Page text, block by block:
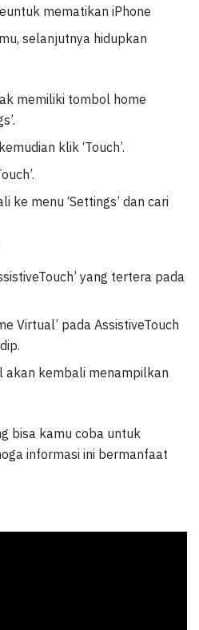
mematikan iPhone
selanjutnya hidupkan
memiliki tombol home
klik ‘Touch’.
ke menu ‘Settings’ dan cari
yang tertera pada
Virtual’ pada AssistiveTouch
akan kembali menampilkan
bisa kamu coba untuk
informasi ini bermanfaat